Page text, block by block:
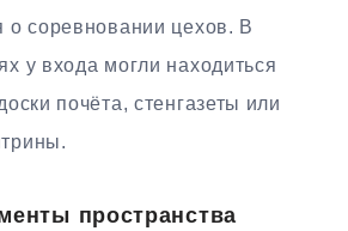
о соревновании цехов. В
у входа могли находиться
почёта, стенгазеты или
пространства